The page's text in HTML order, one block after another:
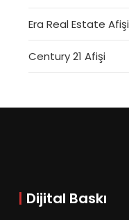
Era Real Estate Afişi
Century 21 Afişi
| Dijital Baskı